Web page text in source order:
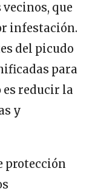
que
infestación.
del picudo
para
es reducir la
y
protección